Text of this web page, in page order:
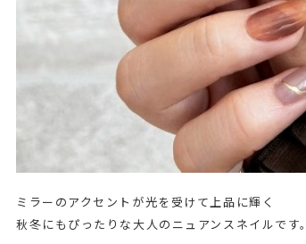
ミラーのアクセントが光を受けて上品に輝く
秋冬にもぴったりな大人のニュアンスネイルです。